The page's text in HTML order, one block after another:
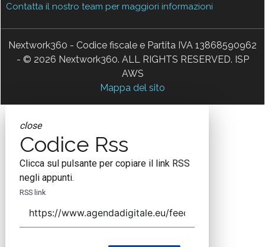
Contatta il nostro team per maggiori informazioni
Nextwork360 - Codice fiscale e Partita IVA 13868590962
- © 2026 Nextwork360. ALL RIGHTS RESERVED. ISP
AWS
Mappa del sito
close
Codice Rss
Clicca sul pulsante per copiare il link RSS
negli appunti.
RSS link